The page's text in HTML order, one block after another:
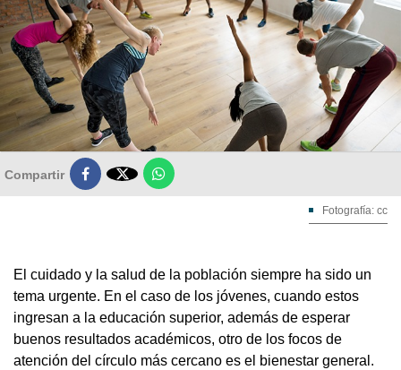
Compartir 
Fotografía: cc
El cuidado y la salud de la población siempre ha sido un
tema urgente. En el caso de los jóvenes, cuando estos
ingresan a la educación superior, además de esperar
buenos resultados académicos, otro de los focos de
atención del círculo más cercano es el bienestar general.